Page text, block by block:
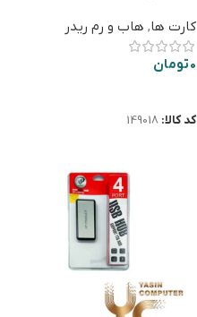
کارت ها, هاب و رم ریدر
0تومان
کد کالا: 149018